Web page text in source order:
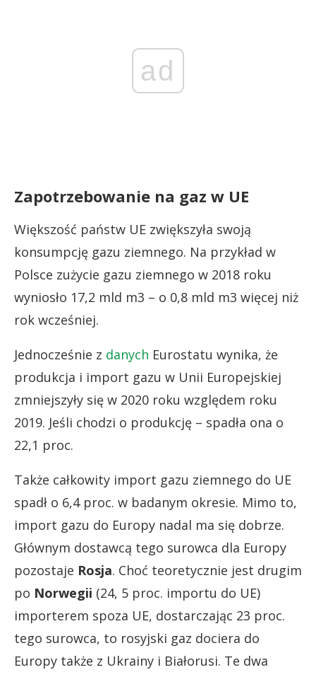
ad
Zapotrzebowanie na gaz w UE
Większość państw UE zwiększyła swoją
konsumpcję gazu ziemnego. Na przykład w
Polsce zużycie gazu ziemnego w 2018 roku
wyniosło 17,2 mld m3 – o 0,8 mld m3 więcej niż
rok wcześniej.
Jednocześnie z danych Eurostatu wynika, że
produkcja i import gazu w Unii Europejskiej
zmniejszyły się w 2020 roku względem roku
2019. Jeśli chodzi o produkcję – spadła ona o
22,1 proc.
Także całkowity import gazu ziemnego do UE
spadł o 6,4 proc. w badanym okresie. Mimo to,
import gazu do Europy nadal ma się dobrze.
Głównym dostawcą tego surowca dla Europy
pozostaje Rosja. Choć teoretycznie jest drugim
po Norwegii (24, 5 proc. importu do UE)
importerem spoza UE, dostarczając 23 proc.
tego surowca, to rosyjski gaz dociera do
Europy także z Ukrainy i Białorusi. Te dwa